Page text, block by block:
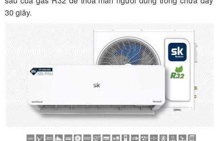
30 giây.